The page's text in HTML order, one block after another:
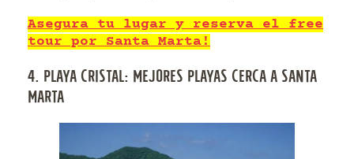
Asegura tu lugar y reserva el free
tour por Santa Marta!
4. PLAYA CRISTAL: MEJORES PLAYAS CERCA A SANTA
MARTA